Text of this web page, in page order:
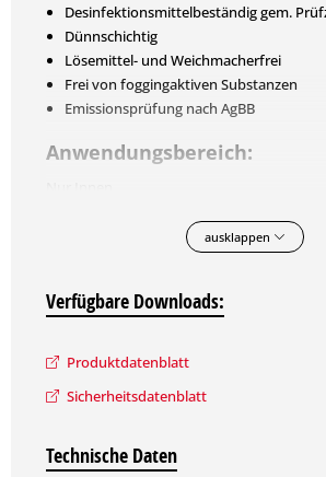
Desinfektionsmittelbeständig gem.
Dünnschichtig
Lösemittel- und Weichmacherfrei
Frei von foggingaktiven Substanzen
Emissionsprüfung nach AgBB
Anwendungsbereich:
Einsatzbereich:
gewerblichen Bereich
Beanspruchte Wandflächen
Technische Daten:
Verbrauch:
Farbton:Weiß
ausklappen
Verfügbare Downloads:
Produktdatenblatt
Sicherheitsdatenblatt
Technische Daten